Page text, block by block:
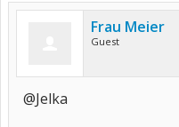
Frau Meier
Guest
@Jelka